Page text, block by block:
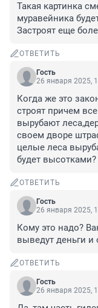
Такая картинка
муравейника
Застроят еще
ОТВЕТИТЬ
Гость
26 января 2025,
Когда же это
строят причем
вырубают
своем дворе
целые леса
будет высотками?
ОТВЕТИТЬ
Гость
26 января 2025,
Кому это надо?
выведут деньги и
ОТВЕТИТЬ
Гость
26 января 2025,